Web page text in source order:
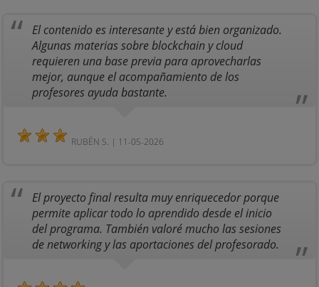
El contenido es interesante y está bien organizado.
Algunas materias sobre blockchain y cloud
requieren una base previa para aprovecharlas
mejor, aunque el acompañamiento de los
profesores ayuda bastante.
RUBÉN S. | 11-05-2026
El proyecto final resulta muy enriquecedor porque
permite aplicar todo lo aprendido desde el inicio
del programa. También valoré mucho las sesiones
de networking y las aportaciones del profesorado.